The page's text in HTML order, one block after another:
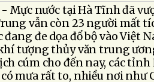
Mực nước tại Hà Tĩnh đã
vẫn còn 23 người mất
đang đe dọa đổ bộ vào Việt
tượng thủy văn trung
cúm cho đến nay, các tỉnh
mưa rất to, nhiều nơi như